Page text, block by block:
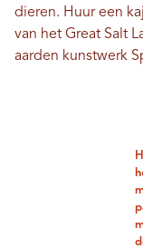
dieren. Huur een
van het Great Salt
aarden kunstwerk